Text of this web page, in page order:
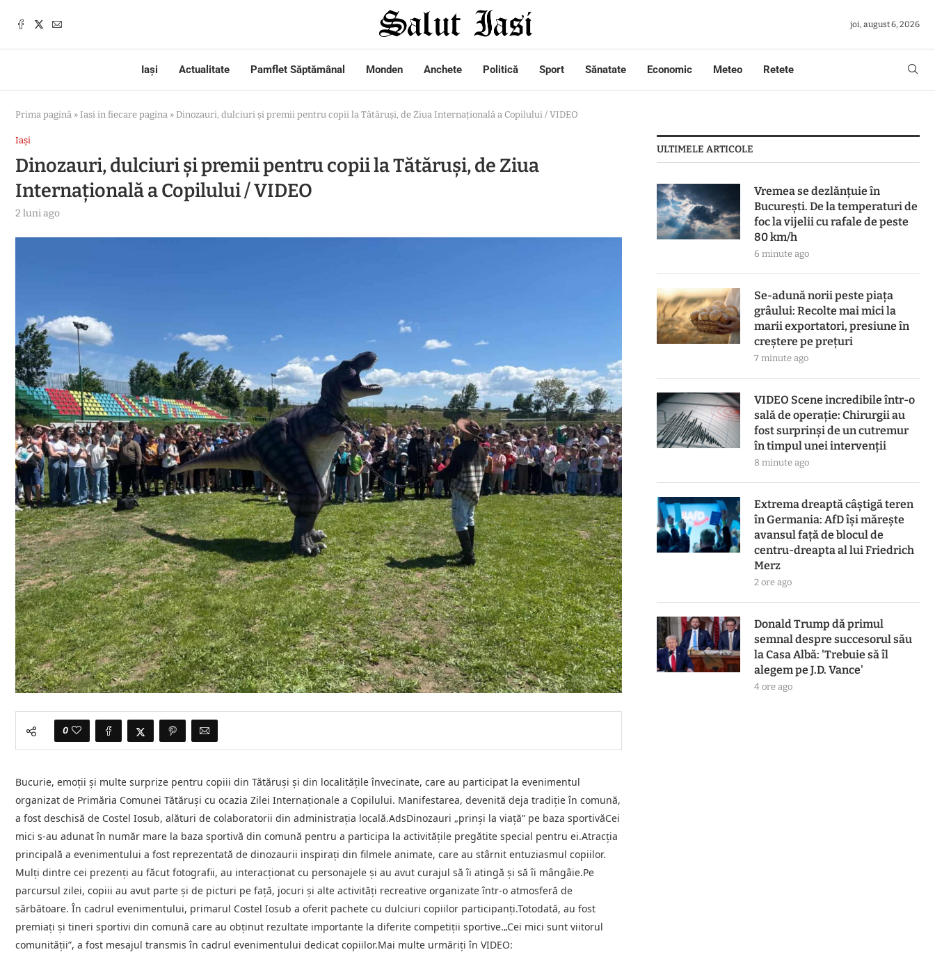
joi, august 6, 2026
Iași Actualitate Pamflet Săptămânal Monden Anchete Politică Sport Sănatate Economic Meteo Retete
Prima pagină » Iasi in fiecare pagina » Dinozauri, dulciuri și premii pentru copii la Tătăruși, de Ziua Internațională a Copilului / VIDEO
Iași
Dinozauri, dulciuri și premii pentru copii la Tătăruși, de Ziua
Internațională a Copilului / VIDEO
2 luni ago
0
Bucurie, emoții și multe surprize pentru copiii din Tătăruși și din localitățile învecinate, care au participat la evenimentul
organizat de Primăria Comunei Tătăruși cu ocazia Zilei Internaționale a Copilului. Manifestarea, devenită deja tradiție în comună,
a fost deschisă de Costel Iosub, alături de colaboratorii din administrația locală.AdsDinozauri „prinși la viață” pe baza sportivăCei
mici s-au adunat în număr mare la baza sportivă din comună pentru a participa la activitățile pregătite special pentru ei.Atracția
principală a evenimentului a fost reprezentată de dinozaurii inspirați din filmele animate, care au stârnit entuziasmul copiilor.
Mulți dintre cei prezenți au făcut fotografii, au interacționat cu personajele și au avut curajul să îi atingă și să îi mângâie.Pe
parcursul zilei, copiii au avut parte și de picturi pe față, jocuri și alte activități recreative organizate într-o atmosferă de
sărbătoare. În cadrul evenimentului, primarul Costel Iosub a oferit pachete cu dulciuri copiilor participanți.Totodată, au fost
premiați și tineri sportivi din comună care au obținut rezultate importante la diferite competiții sportive.„Cei mici sunt viitorul
comunității”, a fost mesajul transmis în cadrul evenimentului dedicat copiilor.Mai multe urmăriți în VIDEO:
ULTIMELE ARTICOLE
Vremea se dezlănțuie în
București. De la temperaturi de
foc la vijelii cu rafale de peste
80 km/h
6 minute ago
Se-adună norii peste piața
grâului: Recolte mai mici la
marii exportatori, presiune în
creștere pe prețuri
7 minute ago
VIDEO Scene incredibile într-o
sală de operație: Chirurgii au
fost surprinși de un cutremur
în timpul unei intervenții
8 minute ago
Extrema dreaptă câștigă teren
în Germania: AfD își mărește
avansul față de blocul de
centru-dreapta al lui Friedrich
Merz
2 ore ago
Donald Trump dă primul
semnal despre succesorul său
la Casa Albă: 'Trebuie să îl
alegem pe J.D. Vance'
4 ore ago